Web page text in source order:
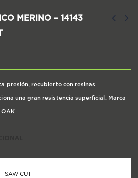
MERINO – 14143
presión, recubierto con resinas
una gran resistencia superficial. Marca
OAK
SAW CUT